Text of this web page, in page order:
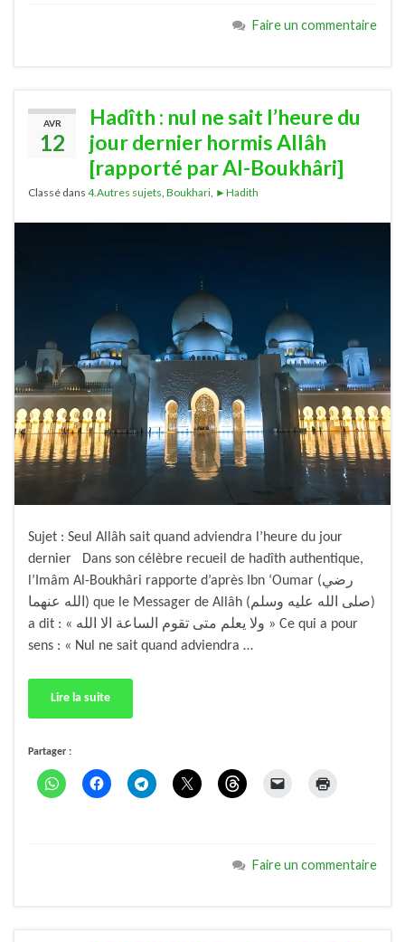
Faire un commentaire
AVR
12
Hadîth : nul ne sait l’heure du
jour dernier hormis Allâh
[rapporté par Al-Boukhâri]
Classé dans 4.Autres sujets, Boukhari, ►Hadith
Sujet : Seul Allâh sait quand adviendra l’heure du jour
dernier Dans son célèbre recueil de hadîth authentique,
l’Imâm Al-Boukhâri rapporte d’après Ibn ‘Oumar (رضي
الله عنهما) que le Messager de Allâh (صلى الله عليه وسلم)
a dit : « ولا يعلم متى تقوم الساعة الا الله » Ce qui a pour
sens : « Nul ne sait quand adviendra …
Lire la suite
Partager :
Faire un commentaire